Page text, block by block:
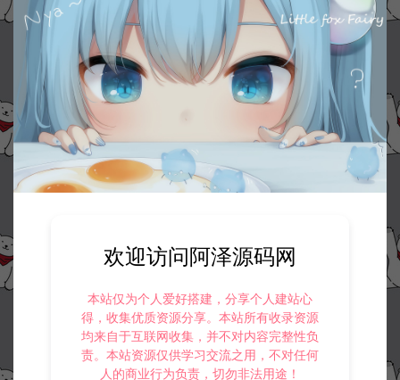
欢迎访问阿泽源码网
本站仅为个人爱好搭建，分享个人建站心
得，收集优质资源分享。本站所有收录资源
均来自于互联网收集，并不对内容完整性负
责。本站资源仅供学习交流之用，不对任何
人的商业行为负责，切勿非法用途！